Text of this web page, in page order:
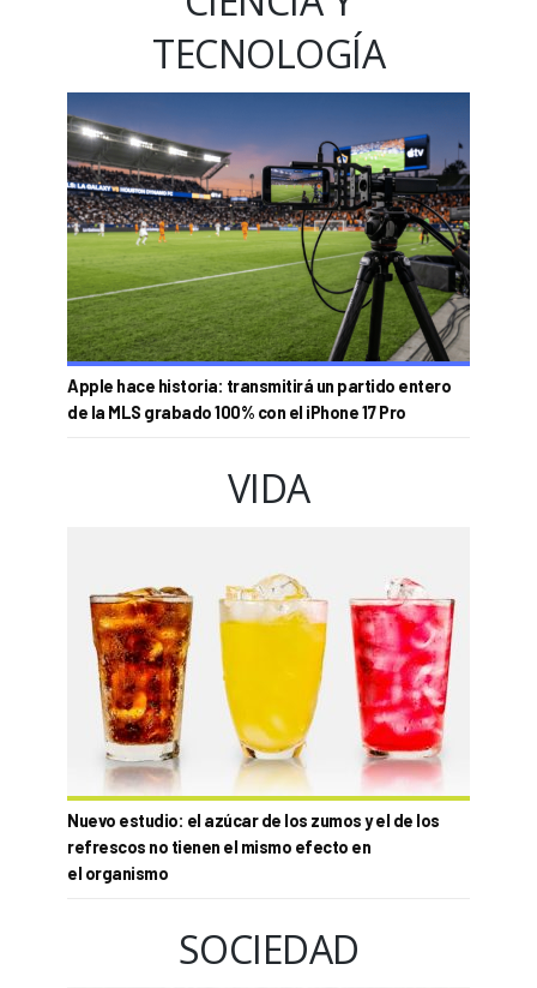
TECNOLOGÍA
Apple hace historia: transmitirá un partido entero
de la MLS grabado 100% con el iPhone 17 Pro
VIDA
Nuevo estudio: el azúcar de los zumos y el de los
refrescos no tienen el mismo efecto en
el organismo
SOCIEDAD